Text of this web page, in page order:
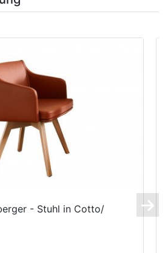
- Stuhl in Cotto/